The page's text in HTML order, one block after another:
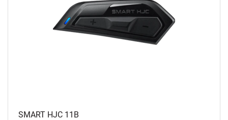
SMART HJC 11B